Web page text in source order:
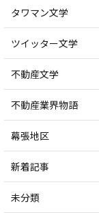
タワマン文学
ツイッター文学
不動産文学
不動産業界物語
幕張地区
新着記事
未分類